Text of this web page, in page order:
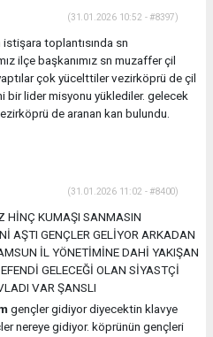
(31.01.2026 10:52 - #8397)
toplantısında sn
ilçe başkanımız sn muzaffer çil
çok yücelttiler vezirköprü de çil
bir lider misyonu yüklediler. gelecek
de aranan kan bulundu.
(31.01.2026 11:02 - #8400)
HİNÇ KUMAŞI SANMASIN
AŞTI GENÇLER GELİYOR ARKADAN
İL YÖNETİMİNE DAHİ YAKIŞAN
GELECEĞİ OLAN SİYASTÇİ
VAR ŞANSLI
gençler gidiyor diyecektin klavye
nereye gidiyor. köprünün gençleri